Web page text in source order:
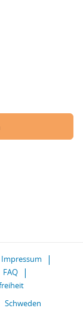
Impressum
FAQ
Schweden